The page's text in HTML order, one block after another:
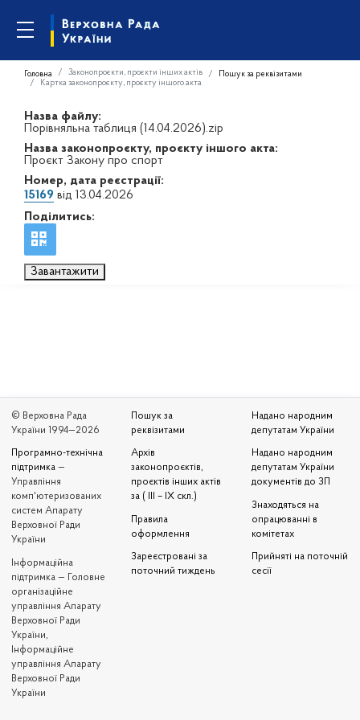
Головна Законопроєкти, проєкти інших актів
Пошук за реквізитами
Картка законопроєкту, проєкту іншого акта
Назва файлу:
Порівняльна таблиця (14.04.2026).zip
Назва законопроєкту, проєкту іншого акта:
Проєкт Закону про спорт
Номер, дата реєстрації:
15169 від 13.04.2026
Поділитись:
Завантажити
© Верховна Рада
України 1994—2026
Програмно-технічна
підтримка —
Управління
комп'ютеризованих
систем Апарату
Верховної Ради
України
Iнформаційна
підтримка — Головне
організаційне
управління Апарату
Верховної Ради
України,
Інформаційне
управління Апарату
Верховної Ради
України
Пошук за
реквізитами
Архів
законопроєктів,
проєктів інших актів
за ( III – IX скл.)
Правила
оформлення
Зареєстровані за
поточний тиждень
Надано народним
депутатам України
Надано народним
депутатам України
документів до ЗП
Знаходяться на
опрацюванні в
комітетах
Прийняті на поточній
сесії